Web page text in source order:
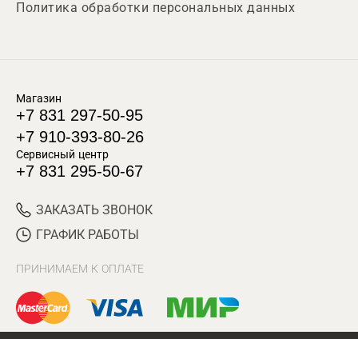
Политика обработки персональных данных
Магазин
+7 831 297-50-95
+7 910-393-80-26
Сервисный центр
+7 831 295-50-67
ЗАКАЗАТЬ ЗВОНОК
ГРАФИК РАБОТЫ
ПРИНИМАЕМ К ОПЛАТЕ